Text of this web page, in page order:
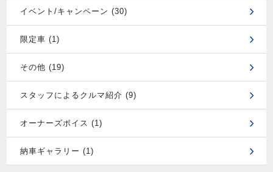
イベント/キャンペーン (30)
限定車 (1)
その他 (19)
スタッフによるクルマ紹介 (9)
オーナーズボイス (1)
納車ギャラリー (1)